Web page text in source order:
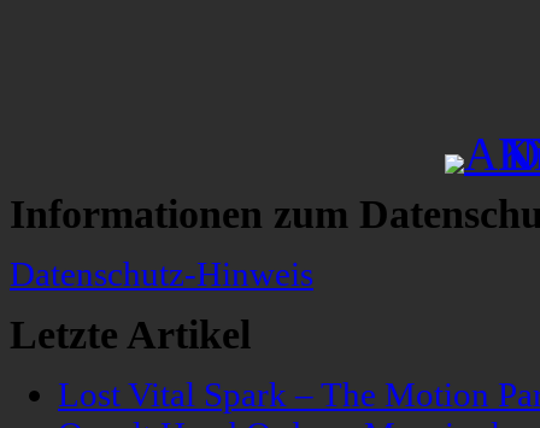
Informationen zum
Datenschutz-Hinweis
Letzte Artikel
Lost Vital Spark – The Motion